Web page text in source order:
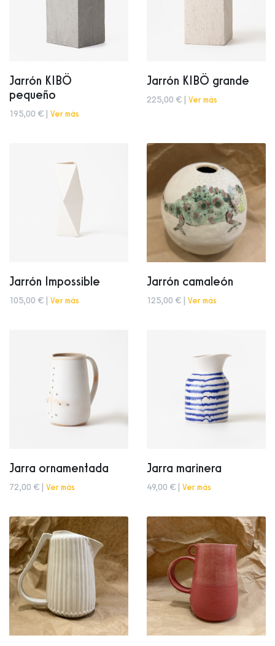
Jarrón KIBÖ
pequeño
195,00 € | Ver más
Jarrón KIBÖ grande
225,00 € | Ver más
Jarrón Impossible
105,00 € | Ver más
Jarrón camaleón
125,00 € | Ver más
Jarra ornamentada
72,00 € | Ver más
Jarra marinera
49,00 € | Ver más